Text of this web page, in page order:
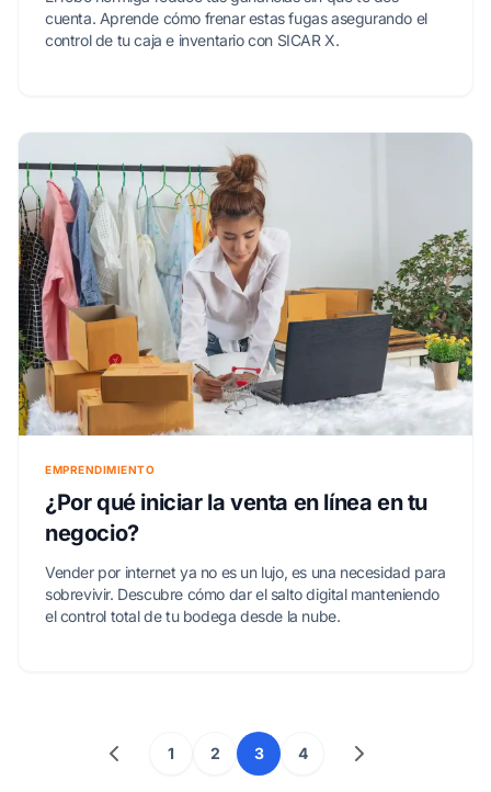
cuenta. Aprende cómo frenar estas fugas asegurando el
control de tu caja e inventario con SICAR X.
EMPRENDIMIENTO
¿Por qué iniciar la venta en línea en tu
negocio?
Vender por internet ya no es un lujo, es una necesidad para
sobrevivir. Descubre cómo dar el salto digital manteniendo
el control total de tu bodega desde la nube.
1 2 3 4